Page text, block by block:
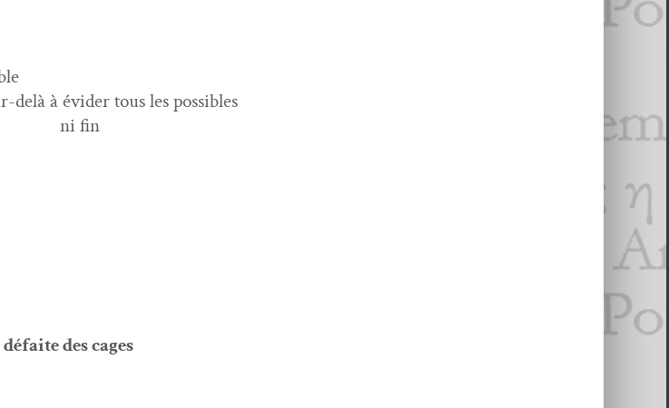
delà à évider tous les possibles
ni fin
des cages